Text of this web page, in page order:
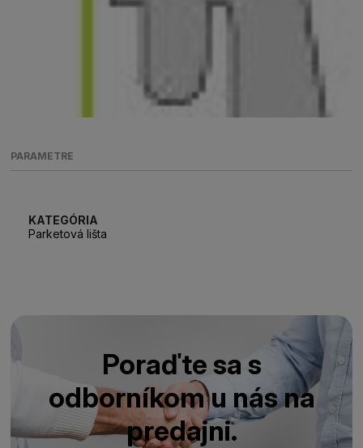
PARAMETRE
KATEGÓRIA
Parketová lišta
Poraďte sa s
odborníkom u nás na
predajni.